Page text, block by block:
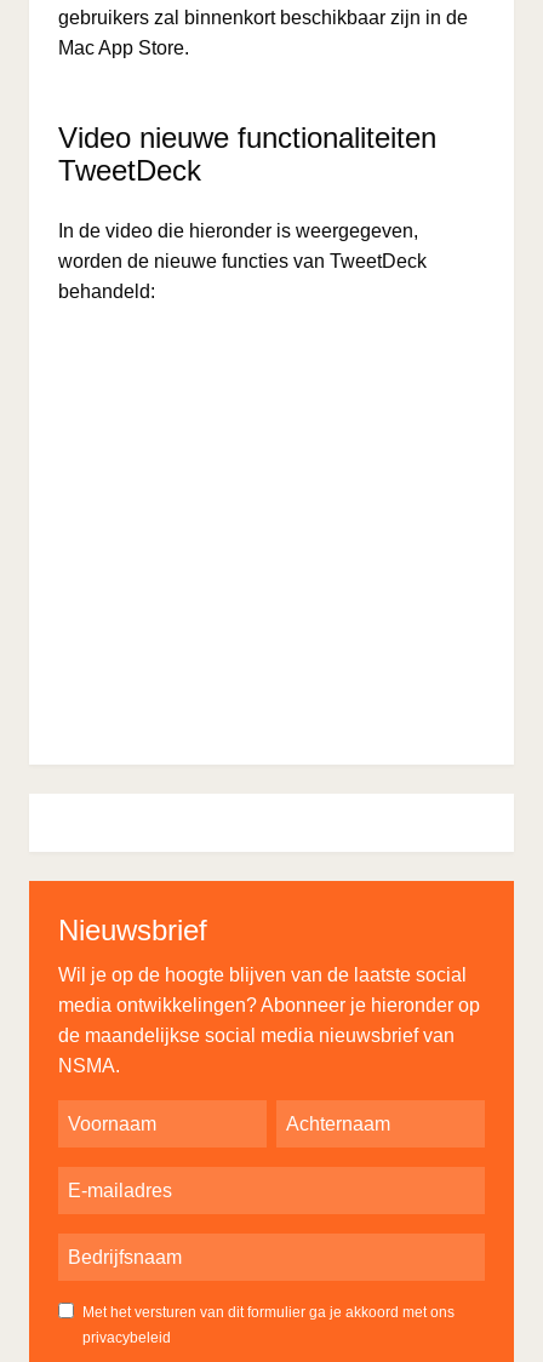
gebruikers zal binnenkort beschikbaar zijn in de
Mac App Store.
Video nieuwe functionaliteiten
TweetDeck
In de video die hieronder is weergegeven,
worden de nieuwe functies van TweetDeck
behandeld:
Nieuwsbrief
Wil je op de hoogte blijven van de laatste social
media ontwikkelingen? Abonneer je hieronder op
de maandelijkse social media nieuwsbrief van
NSMA.
Met het versturen van dit formulier ga je akkoord met ons
privacybeleid